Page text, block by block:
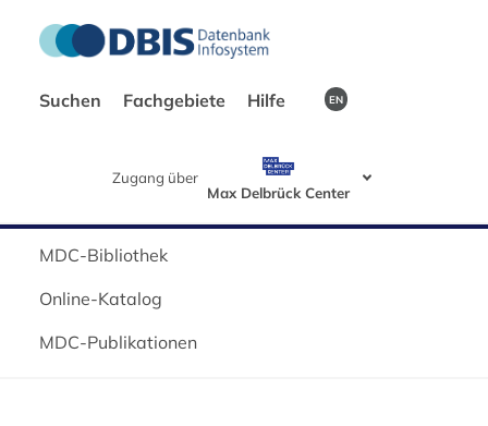
Suchen Fachgebiete Hilfe EN
Zugang über
Max Delbrück Center
MDC-Bibliothek
Online-Katalog
MDC-Publikationen